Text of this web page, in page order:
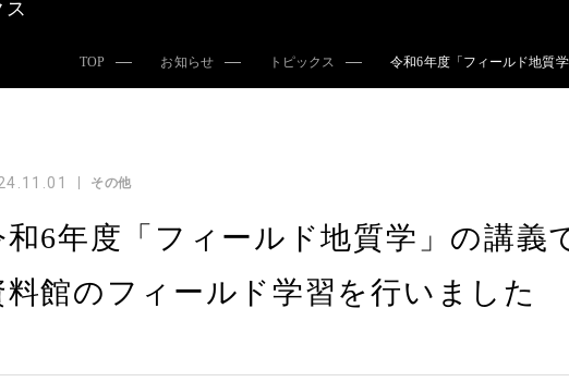
ス
TOP お知らせ トピックス 令和6年度「フィールド地質
その他
和6年度「フィールド地質学」の講義
料館のフィールド学習を行いました